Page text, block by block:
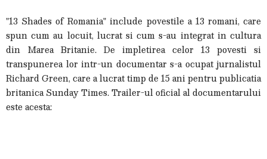
"13 Shades of Romania" include povestile a 13 romani, care
spun cum au locuit, lucrat si cum s-au integrat in cultura
din Marea Britanie. De impletirea celor 13 povesti si
transpunerea lor intr-un documentar s-a ocupat jurnalistul
Richard Green, care a lucrat timp de 15 ani pentru publicatia
britanica Sunday Times. Trailer-ul oficial al documentarului
este acesta: